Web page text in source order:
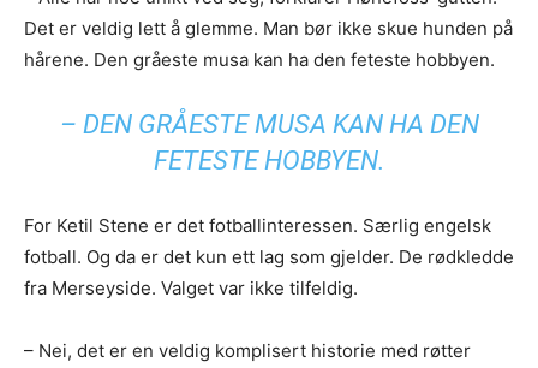
Det er veldig lett å glemme. Man bør ikke skue hunden på
hårene. Den gråeste musa kan ha den feteste hobbyen.
– DEN GRÅESTE MUSA KAN HA DEN
FETESTE HOBBYEN.
For Ketil Stene er det fotballinteressen. Særlig engelsk
fotball. Og da er det kun ett lag som gjelder. De rødkledde
fra Merseyside. Valget var ikke tilfeldig.
– Nei, det er en veldig komplisert historie med røtter